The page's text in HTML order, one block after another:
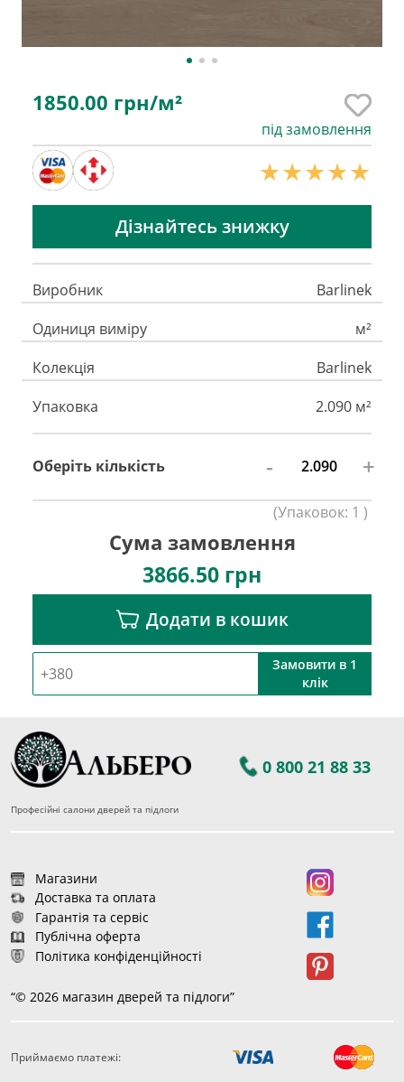
1850.00 грн/м²
під замовлення
Дізнайтесь знижку
Виробник
Barlinek
Одиниця виміру
м²
Колекція
Barlinek
Упаковка
2.090 м²
Оберіть кількість - +
(Упаковок: 1 )
Сума замовлення
3866.50 грн
Додати в кошик
Замовити в 1
клік
0 800 21 88 33
Професійні салони дверей та підлоги
Магазини
Доставка та оплата
Гарантія та сервіс
Публічна оферта
Політика конфіденційності
“© 2026 магазин дверей та підлоги”
Приймаємо платежі: